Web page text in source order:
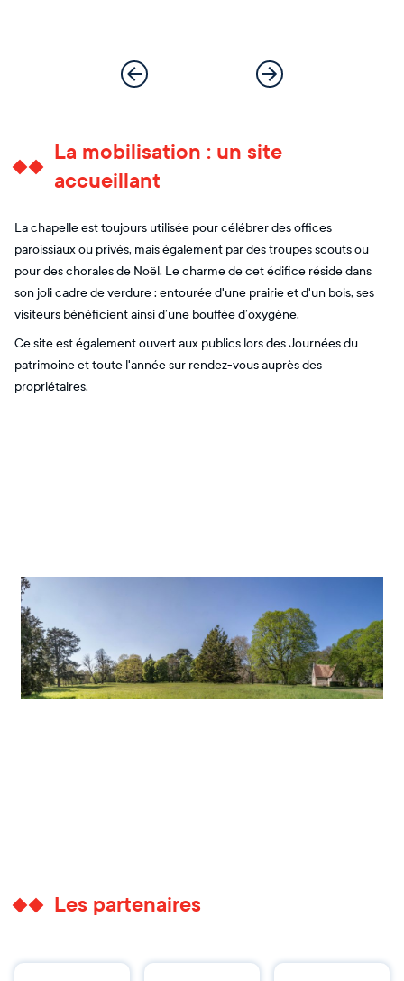
La mobilisation : un site
accueillant
La chapelle est toujours utilisée pour célébrer des offices
paroissiaux ou privés, mais également par des troupes scouts ou
pour des chorales de Noël. Le charme de cet édifice réside dans
son joli cadre de verdure : entourée d'une prairie et d'un bois, ses
visiteurs bénéficient ainsi d’une bouffée d’oxygène.
Ce site est également ouvert aux publics lors des Journées du
patrimoine et toute l'année sur rendez-vous auprès des
propriétaires.
Les partenaires